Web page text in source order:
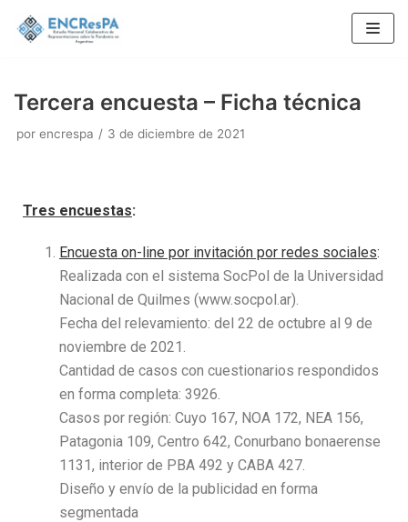
Saltar
al
Tercera encuesta – Ficha técnica
por encrespa 3 de diciembre de 2021
Tres encuestas:
Encuesta on-line por invitación por redes sociales:
Realizada con el sistema SocPol de la Universidad
Nacional de Quilmes (www.socpol.ar).
Fecha del relevamiento: del 22 de octubre al 9 de
noviembre de 2021.
Cantidad de casos con cuestionarios respondidos
en forma completa: 3926.
Casos por región: Cuyo 167, NOA 172, NEA 156,
Patagonia 109, Centro 642, Conurbano bonaerense
1131, interior de PBA 492 y CABA 427.
Diseño y envío de la publicidad en forma
segmentada